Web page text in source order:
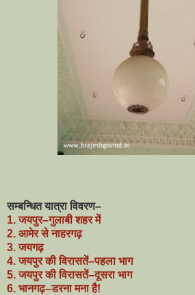
सम्बन्धित यात्रा विवरण–
1. जयपुर–गुलाबी शहर में
2. आमेर से नाहरगढ़
3. जयगढ़
4. जयपुर की विरासतें–पहला भाग
5. जयपुर की विरासतें–दूसरा भाग
6. भानगढ़–डरना मना हैǃ